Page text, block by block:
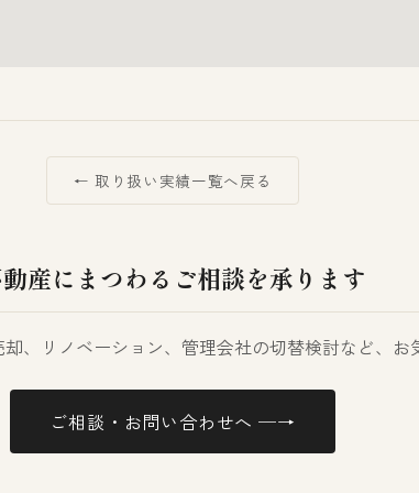
← 取り扱い実績一覧へ戻る
産にまつわるご相談を承ります
、リノベーション、管理会社の切替検討など、お
ご相談・お問い合わせへ ─→